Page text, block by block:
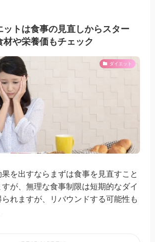
ットは食事の見直しからスター
材や栄養価もチェック
ダイエット
を出すならまずは食事を見直すこと
が、無理な食事制限は短期的なダイ
れますが、リバウンドする可能性も